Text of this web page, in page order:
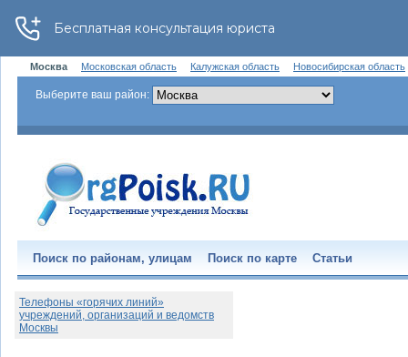
Москва Московская область Калужская область Новосибирская область
Выберите ваш район:
Поиск по районам, улицам Поиск по карте Статьи
Телефоны «горячих линий»
учреждений, организаций и ведомств
Москвы